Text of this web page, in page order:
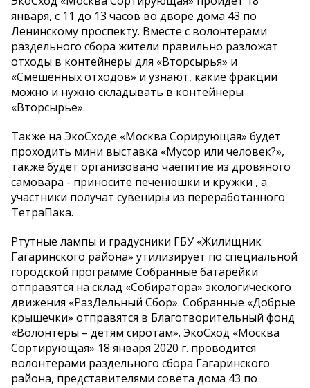
января, с 11 до 13 часов во дворе дома 43 по
Ленинскому проспекту. Вместе с волонтерами
раздельного сбора жители правильно разложат
отходы в контейнеры для «Вторсырья» и
«Смешенных отходов» и узнают, какие фракции
можно и нужно складывать в контейнеры
«Вторсырье».
Также на ЭкоСходе «Москва Сорирующая» будет
проходить мини выставка «Мусор или человек?»,
также будет организовано чаепитие из дровяного
самовара - приносите печенюшки и кружки , а
участники получат сувениры из переработанного
ТетраПака.
Ртутные лампы и градусники ГБУ «Жилищник
Гагаринского района» утилизирует по специальной
городской программе Собранные батарейки
отправятся на склад «Собиратора» экологического
движения «РазДельный Сбор». Собранные «Добрые
крышечки» отправятся в Благотворительный фонд
«Волонтеры – детям сиротам». ЭкоСход «Москва
Сортирующая» 18 января 2020 г. проводится
волонтерами раздельного сбора Гагаринского
района, представителями совета дома 43 по